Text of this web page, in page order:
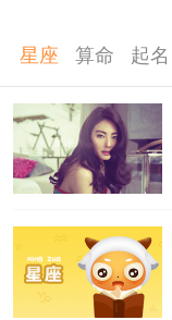
星座 算命 起名